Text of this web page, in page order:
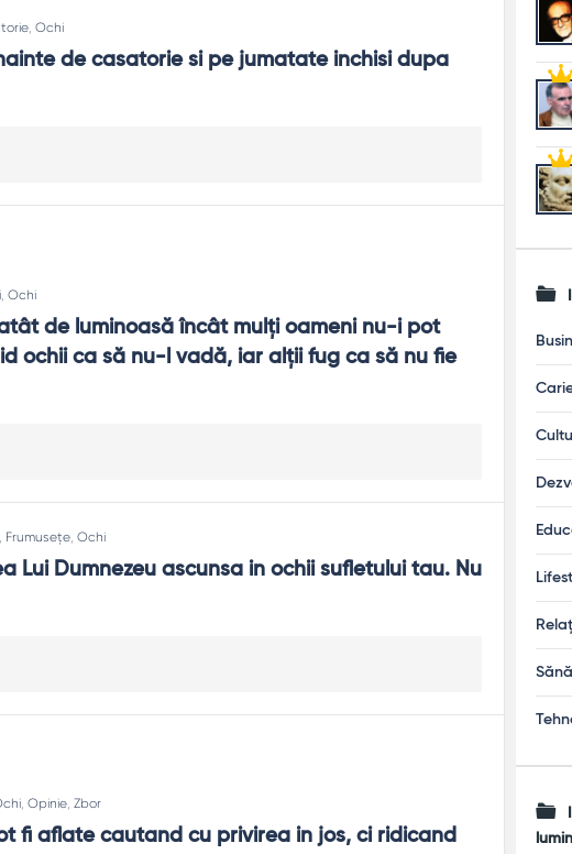
, Ochi
de casatorie si pe jumatate inchisi dupa
, Ochi
de luminoasă încât mulţi oameni nu-i pot
ochii ca să nu-l vadă, iar alţii fug ca să nu fie
Frumusețe, Ochi
Lui Dumnezeu ascunsa in ochii sufletului tau. Nu
,Opinie,Zbor
fi aflate cautand cu privirea in jos, ci ridicand